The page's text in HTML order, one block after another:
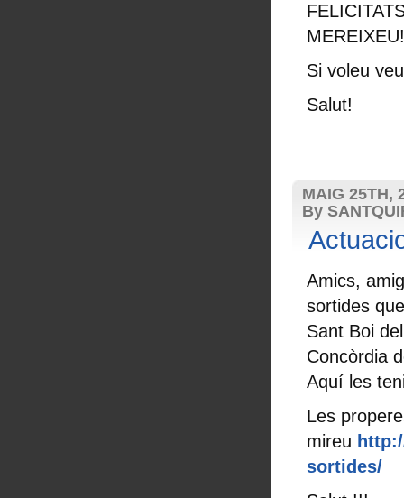
MEREIXEU!
Si voleu
Salut!
MAIG 25TH,
By
Amics,
sortides
Sant Boi
Concòrdia
Aquí les
Les
mireu
sortides/